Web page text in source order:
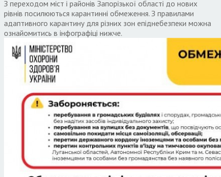
З переходом міст і районів Запорізької області до нових
рівнів посилюються карантинні обмеження. З правилами
адаптивного карантину для різних зон епіднебезпеки можна
ознайомитись в інфографіці нижче.